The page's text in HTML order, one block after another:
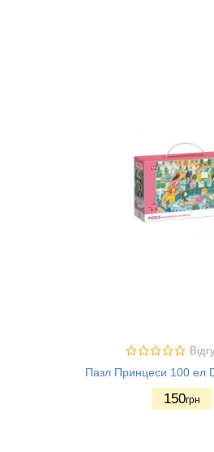
Пазл Принцеси 100 ел
150грн